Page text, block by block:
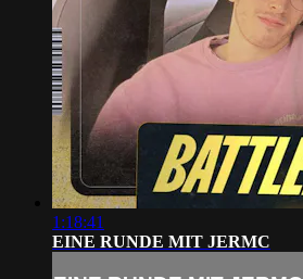
1:18:41
EINE RUNDE MIT JERMC